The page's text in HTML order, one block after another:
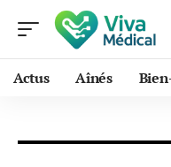
Actus Aînés